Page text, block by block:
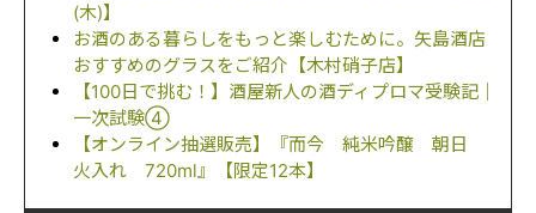
(木)】
お酒のある暮らしをもっと楽しむために。矢島酒店
おすすめのグラスをご紹介【木村硝子店】
【100日で挑む！】酒屋新人の酒ディプロマ受験記｜
一次試験④
【オンライン抽選販売】『而今 純米吟醸 朝日
火入れ 720ml』【限定12本】